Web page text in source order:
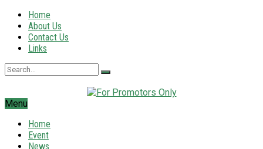
Home
About Us
Contact Us
Links
Menu
Home
Event
News